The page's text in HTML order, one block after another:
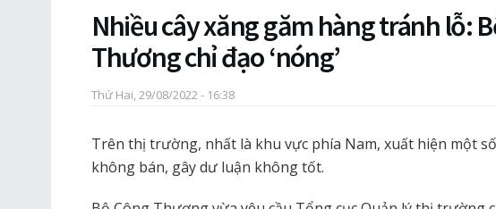
Nhiều cây xăng găm hàng tránh lỗ:
Thương chỉ đạo ‘nóng’
Thứ Hai, 29/08/2022 - 16:38
Trên thị trường, nhất là khu vực phía Nam, xuất hiện một số
không bán, gây dư luận không tốt.